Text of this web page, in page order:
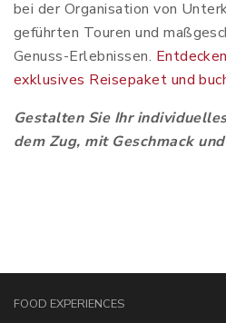
bei der Organisation von
geführten Touren und
Genuss-Erlebnissen.
exklusives Reisepaket und
Gestalten Sie Ihr
dem Zug, mit Geschmack
FOOD EXPERIENCES